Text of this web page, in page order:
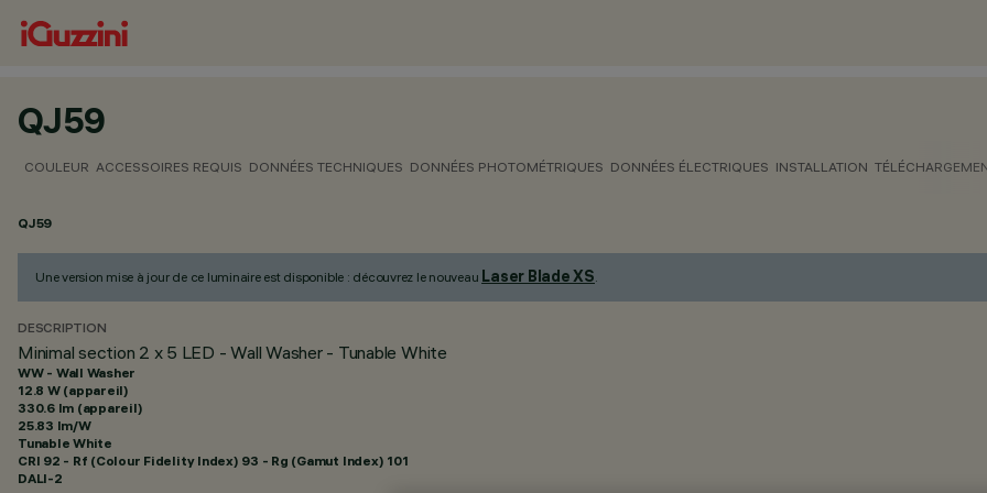
QJ59
COULEUR ACCESSOIRES REQUIS DONNÉES TECHNIQUES DONNÉES PHOTOMÉTRIQUES DONNÉES ÉLECTRIQUES INSTALLATION
QJ59
Une version mise à jour de ce luminaire est disponible : découvrez le nouveau Laser Blade XS.
DESCRIPTION
Minimal section 2 x 5 LED - Wall Washer - Tunable White
WW - Wall Washer
12.8 W (appareil)
330.6 lm (appareil)
25.83 lm/W
Tunable White
CRI 92 - Rf (Colour Fidelity Index) 93 - Rg (Gamut Index) 101
DALI-2